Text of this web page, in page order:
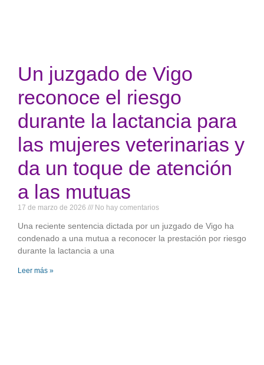
Un juzgado de Vigo
reconoce el riesgo
durante la lactancia para
las mujeres veterinarias y
da un toque de atención
a las mutuas
17 de marzo de 2026 No hay comentarios
Una reciente sentencia dictada por un juzgado de Vigo ha
condenado a una mutua a reconocer la prestación por riesgo
durante la lactancia a una
Leer más »